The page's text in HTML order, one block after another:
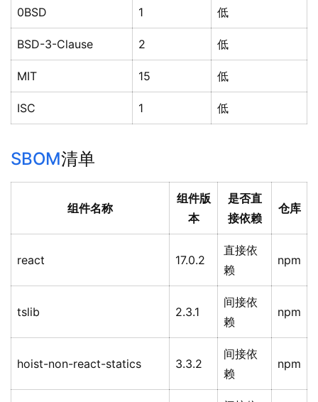
0BSD 1 低
BSD-3-Clause 2 低
MIT 15 低
ISC 1 低
SBOM清单
组件名称
组件版
本
是否直
接依赖
仓库
react 17.0.2
直接依
赖
npm
tslib 2.3.1
间接依
赖
npm
hoist-non-react-statics 3.3.2
间接依
赖
npm